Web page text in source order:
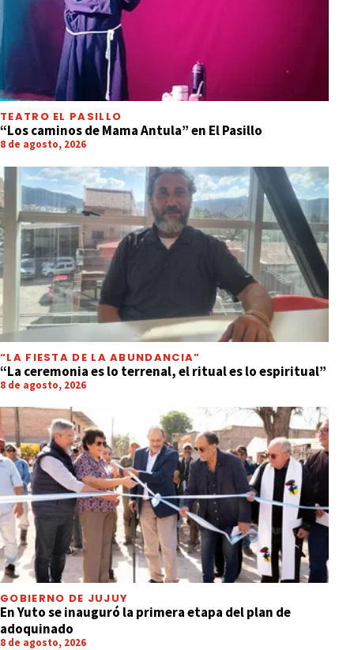
TEATRO EL PASILLO
“Los caminos de Mama Antula” en El Pasillo
8 de agosto, 2026
“LA FIESTA DE LA ABUNDANCIA”
“La ceremonia es lo terrenal, el ritual es lo espiritual”
8 de agosto, 2026
GOBIERNO DE JUJUY
En Yuto se inauguró la primera etapa del plan de
adoquinado
8 de agosto, 2026